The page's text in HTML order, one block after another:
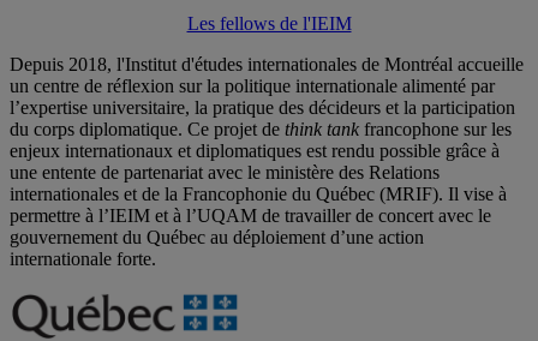
Les fellows de l'IEIM
Depuis 2018, l'Institut d'études internationales de Montréal accueille
un centre de réflexion sur la politique internationale alimenté par
l’expertise universitaire, la pratique des décideurs et la participation
du corps diplomatique. Ce projet de think tank francophone sur les
enjeux internationaux et diplomatiques est rendu possible grâce à
une entente de partenariat avec le ministère des Relations
internationales et de la Francophonie du Québec (MRIF). Il vise à
permettre à l’IEIM et à l’UQAM de travaillerde concert avec le
gouvernement du Québec au déploiement d’une action
internationale forte.